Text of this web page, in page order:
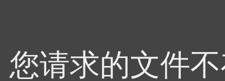
您请求的文件